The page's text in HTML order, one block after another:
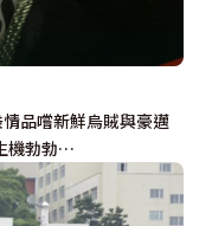
品嚐新鮮烏賊與豪邁
機勃勃…